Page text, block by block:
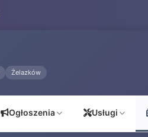
Żelazków
Ogłoszenia Usługi